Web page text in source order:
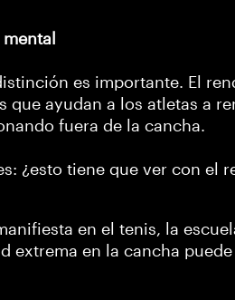
es importante. El
que ayudan a los atletas a
fuera de la cancha.
¿esto tiene que ver con el
en el tenis, la
extrema en la cancha